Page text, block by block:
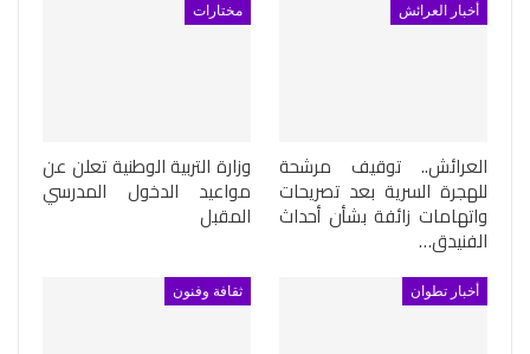
أخبار العرائش
العرائش.. توقيف مرشحة
للهجرة السرية بعد تصريحات
واتهامات زائفة بشأن أحداث
الفنيدق…
مختارات
وزارة التربية الوطنية تعلن عن
مواعيد الدخول المدرسي
المقبل
أخبار تطوان ثقافة وفنون